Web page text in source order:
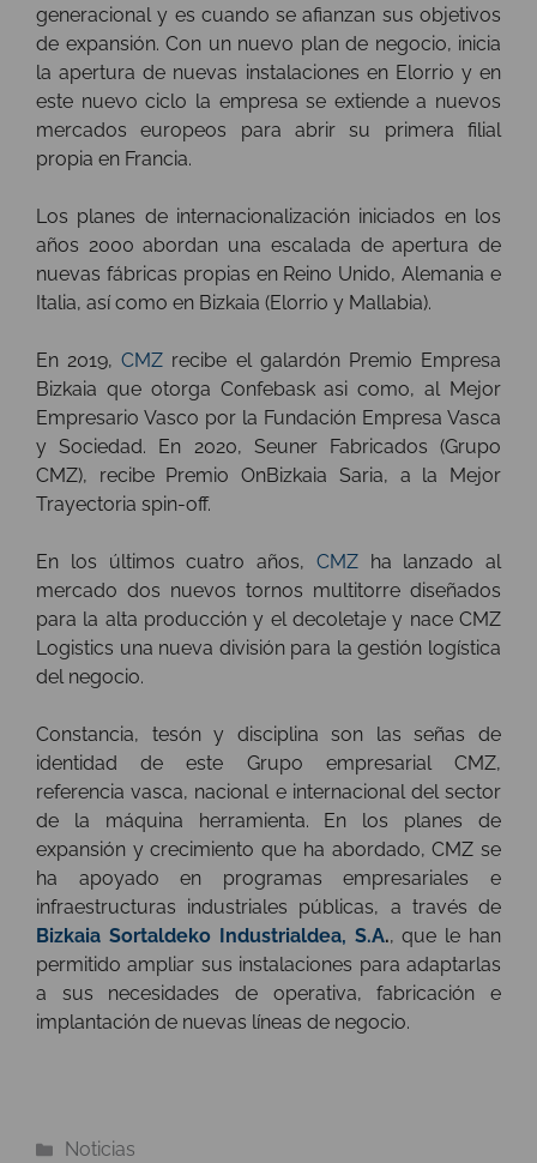
generacional y es cuando se afianzan sus objetivos
de expansión. Con un nuevo plan de negocio, inicia
la apertura de nuevas instalaciones en Elorrio y en
este nuevo ciclo la empresa se extiende a nuevos
mercados europeos para abrir su primera filial
propia en Francia.
Los planes de internacionalización iniciados en los
años 2000 abordan una escalada de apertura de
nuevas fábricas propias en Reino Unido, Alemania e
Italia, así como en Bizkaia (Elorrio y Mallabia).
En 2019,CMZ recibe el galardón Premio Empresa
Bizkaia que otorga Confebask asi como, al Mejor
Empresario Vasco por la Fundación Empresa Vasca
y Sociedad. En 2020, Seuner Fabricados (Grupo
CMZ), recibe Premio OnBizkaia Saria, a la Mejor
Trayectoria spin-off.
En los últimos cuatro años, CMZha lanzado al
mercado dos nuevos tornos multitorre diseñados
para la alta producción y el decoletaje y nace CMZ
Logistics una nueva división para la gestión logística
del negocio.
Constancia, tesón y disciplina son las señas de
identidad de este Grupo empresarial CMZ,
referencia vasca, nacional e internacional del sector
de la máquina herramienta. En los planes de
expansión y crecimiento que ha abordado, CMZ se
ha apoyado en programas empresariales e
infraestructuras industriales públicas, a través de
Bizkaia Sortaldeko Industrialdea, S.A., que le han
permitido ampliar sus instalaciones para adaptarlas
a sus necesidades de operativa, fabricación e
implantación de nuevas líneas de negocio.
Categorías
Noticias